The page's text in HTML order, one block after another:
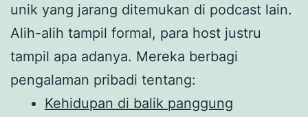
unik yang jarang ditemukan di podcast lain.
Alih-alih tampil formal, para host justru
tampil apa adanya. Mereka berbagi
pengalaman pribadi tentang:
Kehidupan di balik panggung